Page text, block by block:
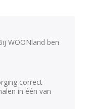
WOONland ben
correct
in één van